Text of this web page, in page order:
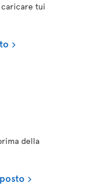
caricare tui
della